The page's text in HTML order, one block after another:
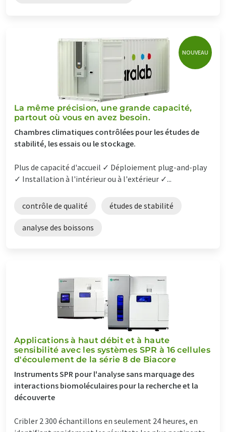
NOUVEAU
La même précision, une grande capacité,
partout où vous en avez besoin.
Chambres climatiques contrôlées pour les études de
stabilité, les essais ou le stockage.
Plus de capacité d'accueil ✓ Déploiement plug-and-play
✓ Installation à l'intérieur ou à l'extérieur ✓...
contrôle de qualité études de stabilité
analyse des boissons
Applications à haut débit et à haute
sensibilité avec les systèmes SPR à 16 cellules
d'écoulement de la série 8 de Biacore
Instruments SPR pour l'analyse sans marquage des
interactions biomoléculaires pour la recherche et la
découverte
Cribler 2 300 échantillons en seulement 24 heures, en